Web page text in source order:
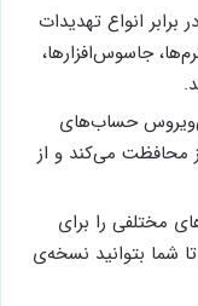
انواع تهدیدات
جاسوس‌افزارها،
حساب‌های
محافظت می‌کند و از
مختلفی را برای
شما بتوانید نسخه‌ی